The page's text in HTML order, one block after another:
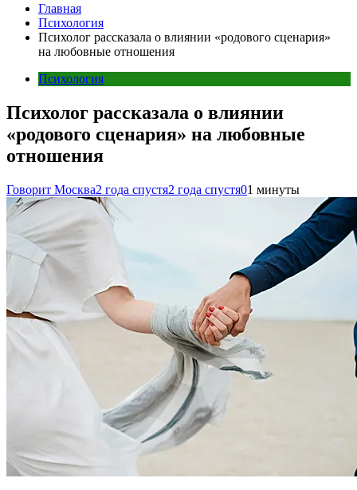
Главная
Психология
Психолог рассказала о влиянии «родового сценария»
на любовные отношения
Психология
Психолог рассказала о влиянии
«родового сценария» на любовные
отношения
Говорит Москва2 года спустя2 года спустя01 минуты